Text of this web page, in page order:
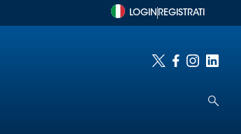
LOGIN REGISTRATI